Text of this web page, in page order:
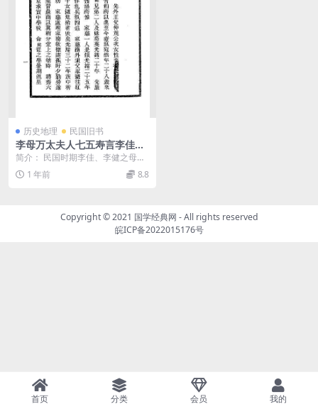
历史地理 民国旧书
李母万太夫人七五寿言李佳PD
F下载,京兆尹公署秘书李健史
简介： 民国时期李佳、李健之母万
氏寿言集，李健曾供职中华懋业银
行和京兆尹公署秘书...
1 年前 8.8
Copyright © 2021 国学经典网 - All rights reserved
皖ICP备2022015176号
首页 分类 会员 我的